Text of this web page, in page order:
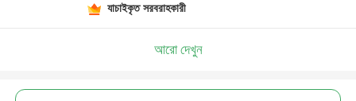
যাচাইকৃত সরবরাহকারী
আরো দেখুন